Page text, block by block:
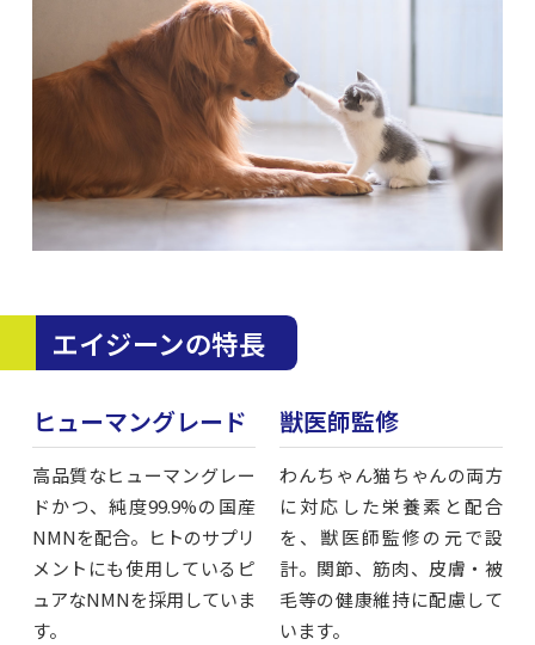
エイジーンの特長
ヒューマングレード 獣医師監修
高品質なヒューマングレー
ドかつ、純度99.9%の国産
NMNを配合。ヒトのサプリ
メントにも使用しているピ
ュアなNMNを採用していま
す。
わんちゃん猫ちゃんの両方
に対応した栄養素と配合
を、獣医師監修の元で設
計。関節、筋肉、皮膚・被
毛等の健康維持に配慮して
います。